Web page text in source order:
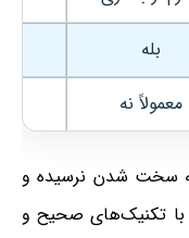
بله
معمولاً نه
سخت شدن نرسیده و
با تکنیک‌های صحیح و